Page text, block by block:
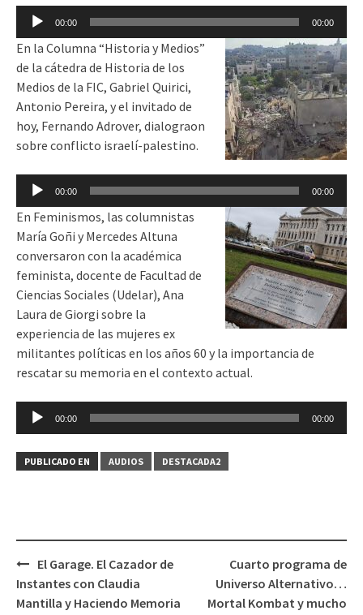
Reproductor
audio
00:00 00:00
En la Columna “Historia y Medios”
de la cátedra de Historia de los
Medios de la FIC, Gabriel Quirici,
Antonio Pereira, y el invitado de
hoy, Fernando Adrover, dialograon
sobre conflicto israelí-palestino.
Reproductor
audio
00:00 00:00
En Feminismos, las columnistas
María Goñi y Mercedes Altuna
conversaron con la académica
feminista, docente de Facultad de
Ciencias Sociales (Udelar), Ana
Laura de Giorgi sobre la
experiencia de las mujeres ex
militantes políticas en los años 60 y la importancia de
rescatar su memoria en el contexto actual.
Reproductor
audio
00:00 00:00
PUBLICADO EN AUDIOS DESTACADA2
Navegación
de
El Garage. El Cazador de
Instantes con Claudia
Mantilla y Haciendo Memoria
Cuarto programa de
Universo Alternativo…
Mortal Kombat y mucho